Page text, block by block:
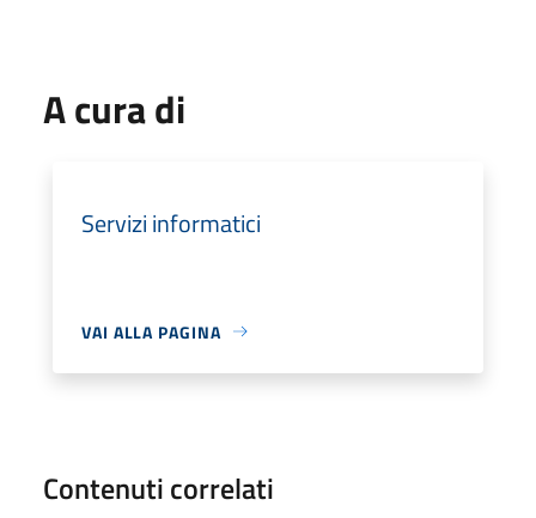
A cura di
Servizi informatici
VAI ALLA PAGINA
Contenuti correlati